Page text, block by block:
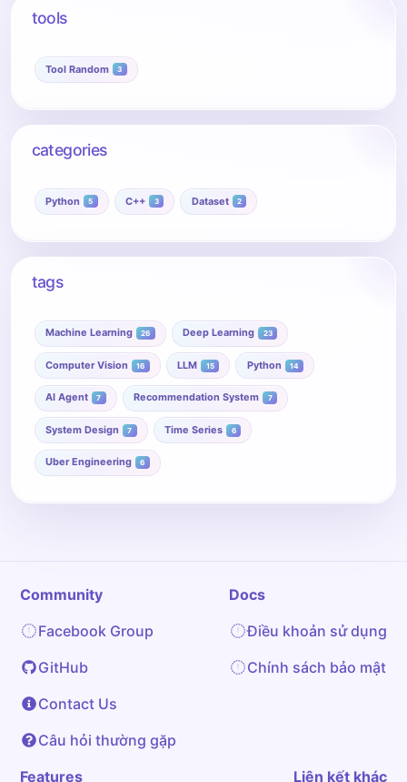
tools
Tool Random 3
categories
Python 5 C++ 3 Dataset 2
tags
Machine Learning 26 Deep Learning 23
Computer Vision 16 LLM 15 Python 14
AI Agent 7 Recommendation System 7
System Design 7 Time Series 6
Uber Engineering 6
Community
Facebook Group
GitHub
Contact Us
Câu hỏi thường gặp
Docs
Điều khoản sử dụng
Chính sách bảo mật
Features Liên kết khác